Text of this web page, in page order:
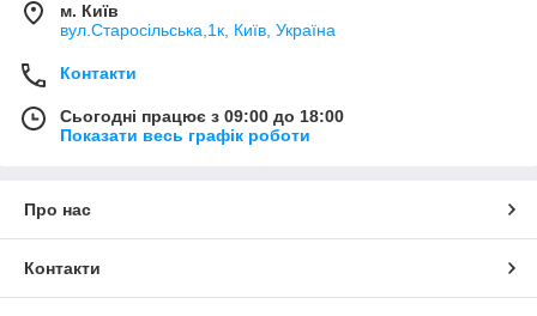
м. Київ
вул.Старосільська,1к, Київ, Україна
Контакти
Сьогодні працює з 09:00 до 18:00
Показати весь графік роботи
Про нас
Контакти